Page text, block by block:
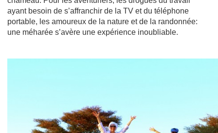
ayant besoin de s’affranchir de la TV et du téléphone
portable, les amoureux de la nature et de la randonnée:
une méharée s’avère une expérience inoubliable.